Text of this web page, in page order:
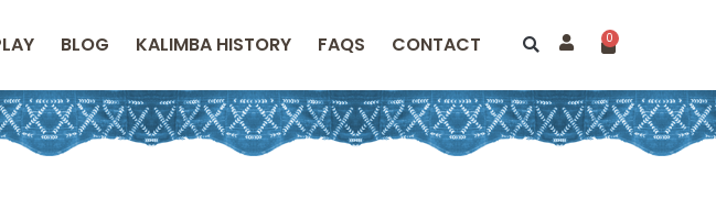
BLOG KALIMBA HISTORY FAQS CONTACT 0